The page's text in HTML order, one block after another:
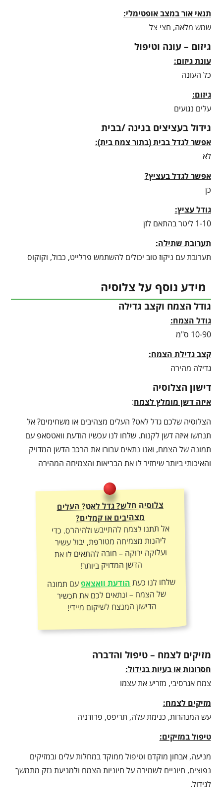
תנאי אור במצב אופטימלי:
שמש מלאה, חצי צל
גיזום – עונה וטיפול
עונת גיזום:
כל העונה
גיזום:
עלים נגועים
גידול בעציצים בגינה /בבית
אפשר לגדל בבית (בתור צמח בית):
לא
אפשר לגדל בעציץ?
כן
גודל עציץ:
1-10 ליטר בהתאם לזן
תערובת שתילה:
תערובת עם ניקוז טוב יכולים להשתמש פרלייט, כבול, וקוקוס
מידע נוסף על צלוסיה
גודל הצמח וקצב גדילה
גודל הצמח:
10-90 ס"מ
קצב גדילת הצמח:
גדילה מהירה
דישון הצלוסיה
איזה דשן מומלץ לצמח:
הצלוסיה שלכם גדל לאט? העלים מצהיבים או משחימים? אל
תנחשו איזה דשן לקנות. שלחו לנו עכשיו הודעת וואטסאפ עם
תמונה של הצמח, ואנו נתאים עבורו את הרכב הדשן המדויק
והאיכותי ביותר שיחזיר לו את הבריאות והצמיחה המהירה
צלוסיה חלש? גדל לאט? העלים
מצהיבים או קמלים?
אל תתנו לצמח להתייבש ולהיהרס. כדי
ליהנות מצמיחה מטורפת, יבול עשיר
ועלוקה ירוקה – חובה להתאים לו את
הדשן המדויק ביותר!
שלחו לנו כעתהודעת וואצאפעם תמונה
של הצמח – ונתאים לכם את תכשיר
הדישון המנצח לשיקום מיידי!
מזיקים לצמח – טיפול והדברה
חסרונות או בעיות בגידול:
צמח אגרסיבי, מזריע את עצמו
מזיקים לצמח:
עש המנהרות, כנימת עלה, תריפס, פרודניה
טיפול במזיקים:
מניעה, אבחון מוקדם וטיפול ממוקד במחלות עלים ובמזיקים
נפוצים, חיוניים לשמירה על חיוניות הצמח ולמניעת נזק מתמשך
לגידול.